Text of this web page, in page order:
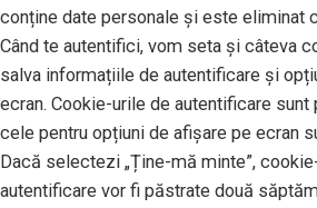
conține date personale și este eliminat
Când te autentifici, vom seta și câteva
salva informațiile de autentificare și
ecran. Cookie-urile de autentificare
cele pentru opțiuni de afișare pe ecran
Dacă selectezi „Ține-mă minte”,
autentificare vor fi păstrate două